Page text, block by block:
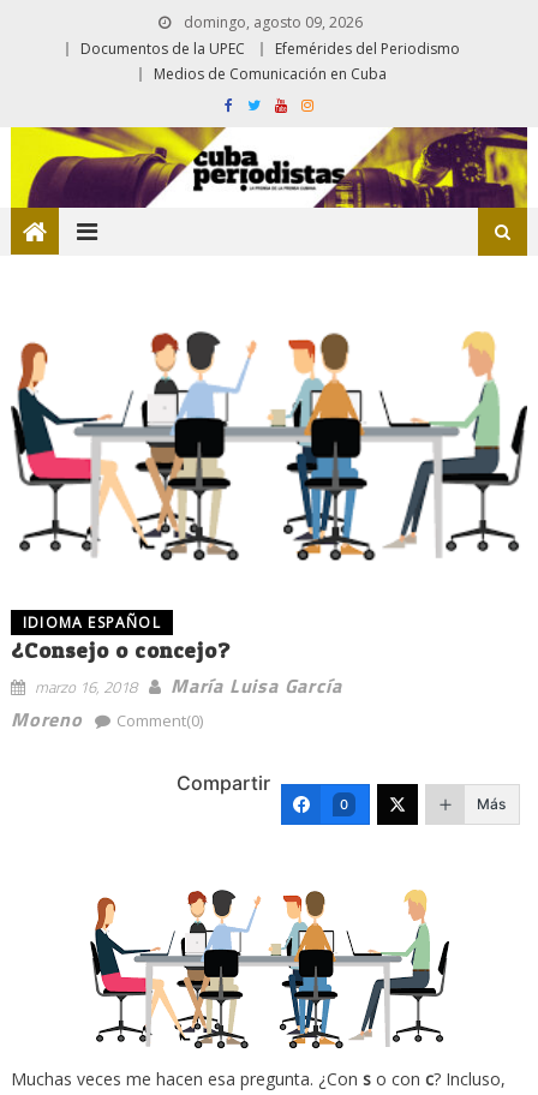
domingo, agosto 09, 2026
Documentos de la UPEC
Efemérides del Periodismo
Medios de Comunicación en Cuba
IDIOMA ESPAÑOL
¿Consejo o concejo?
marzo 16, 2018
María Luisa García
Moreno
Comment(0)
Compartir
0 Más
Muchas veces me hacen esa pregunta. ¿Con so con c? Incluso,